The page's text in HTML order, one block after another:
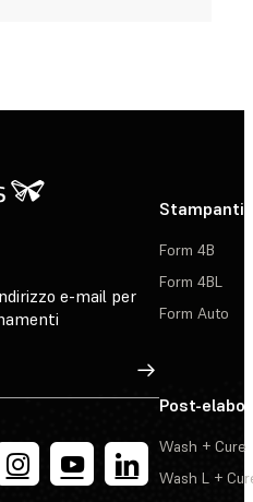
e-mail per
Registrati
Stampanti
Form 4B
Form 4BL
Form Auto
Post-
Wash + Cure
Wash L +